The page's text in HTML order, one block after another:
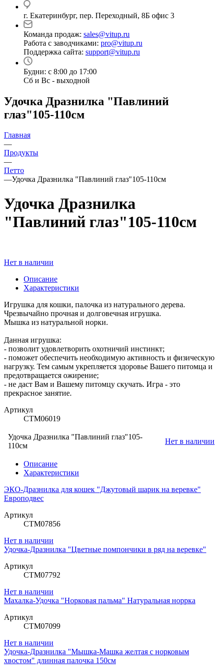
г. Екатеринбург, пер. Переходный, 8Б офис 3
Команда продаж: sales@vitup.ru
Работа с заводчиками: pro@vitup.ru
Поддержка сайта: support@vitup.ru
Будни: с 8:00 до 17:00
Сб и Вс - выходной
Удочка Дразнилка "Павлиний
глаз"105-110см
Главная
—
Продукты
—
Петто
—Удочка Дразнилка "Павлиний глаз"105-110см
Удочка Дразнилка
"Павлиний глаз"105-110см
Нет в наличии
Описание
Характеристики
Игрушка для кошки, палочка из натурального дерева.
Чрезвычайно прочная и долговечная игрушка.
Мышка из натуральной норки.
Данная игрушка:
- позволит удовлетворить охотничий инстинкт;
- поможет обеспечить необходимую активность и физическую
нагрузку. Тем самым укрепляется здоровье Вашего питомца и
предотвращается ожирение;
- не даст Вам и Вашему питомцу скучать. Игра - это
прекрасное занятие.
Артикул
СТМ06019
Удочка Дразнилка "Павлиний глаз"105-
110см
Нет в наличии
Описание
Характеристики
ЭКО-Дразнилка для кошек "Джутовый шарик на веревке"
Европодвес
Артикул
СТМ07856
Нет в наличии
Удочка-Дразнилка "Цветные помпончики в ряд на веревке"
Артикул
СТМ07792
Нет в наличии
Махалка-Удочка "Норковая пальма" Натуральная норрка
Артикул
СТМ07099
Нет в наличии
Удочка-Дразнилка "Мышка-Машка желтая с норковым
хвостом" длинная палочка 150см